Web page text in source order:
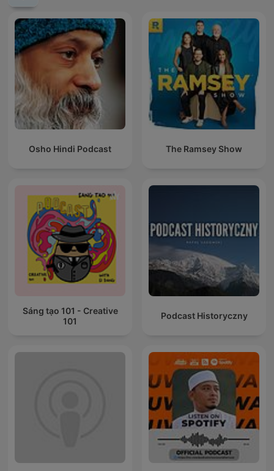
Osho Hindi Podcast The Ramsey Show
Sáng tạo 101 - Creative
101
Podcast Historyczny